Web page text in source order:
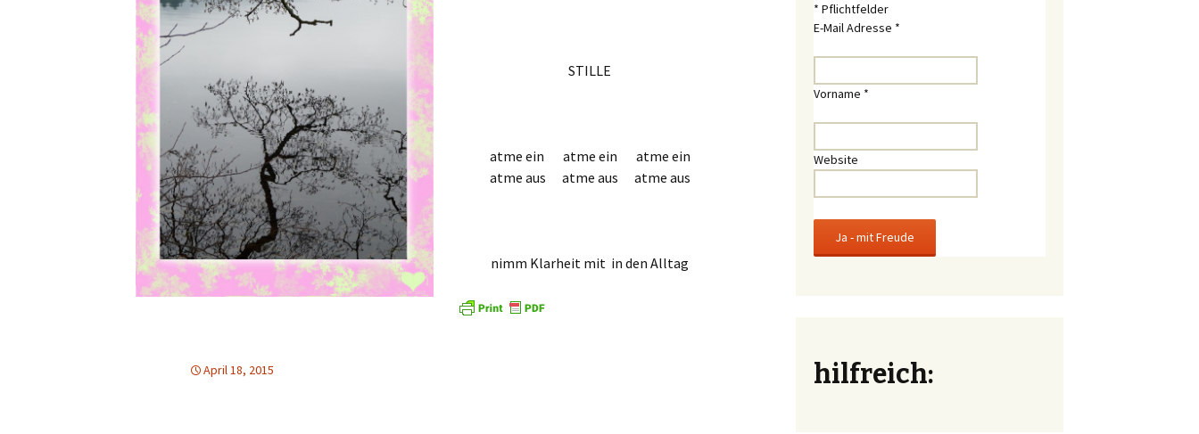
STILLE
atme ein atme ein atme ein
atme aus atme aus atme aus
nimm Klarheit mit in den Alltag
April 18, 2015
* Pflichtfelder
E-Mail Adresse *
Vorname *
Website
hilfreich: